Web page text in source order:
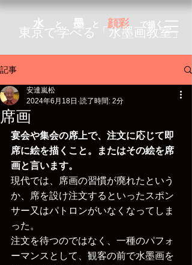
水 と 墨 と 顔彩 で描く
東京で学べる「水墨画教室」
記事
席画
安達嵐松
2024年6月18日 読了時間: 2分
宴会や集会の席上で、注文に応じて即
席に絵を描くこと。またはその絵を席
画と言います。
現代では、席画の習慣が廃れたという
か、席を設け注文するといったスポン
サー又はパトロンがいなくなってしま
った。
注文を待つのではなく、一種のパフォ
ーマンスとして、観客の前で水墨画を